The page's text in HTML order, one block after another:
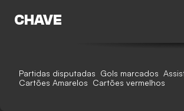
CHAVE
Partidas disputadas Gols marcados
Cartões Amarelos Cartões vermelhos